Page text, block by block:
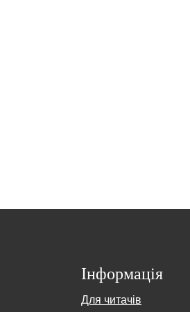
Інформація
Для читачів